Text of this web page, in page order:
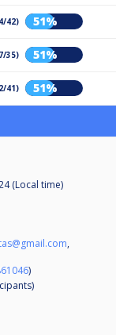
42) 51%
35) 51%
41) 51%
(Local time)
,
)
)